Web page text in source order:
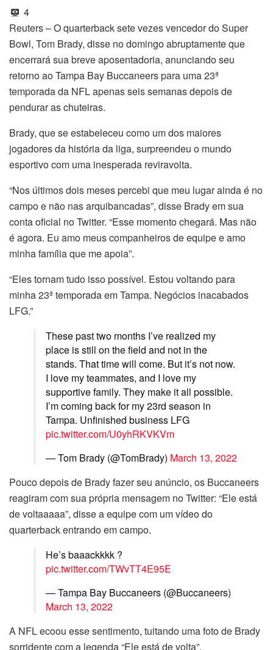
4
Reuters – O quarterback sete vezes vencedor do Super
Bowl, Tom Brady, disse no domingo abruptamente que
encerrará sua breve aposentadoria, anunciando seu
retorno ao Tampa Bay Buccaneers para uma 23ª
temporada da NFL apenas seis semanas depois de
pendurar as chuteiras.
Brady, que se estabeleceu como um dos maiores
jogadores da história da liga, surpreendeu o mundo
esportivo com uma inesperada reviravolta.
“Nos últimos dois meses percebi que meu lugar ainda é no
campo e não nas arquibancadas”, disse Brady em sua
conta oficial no Twitter. “Esse momento chegará. Mas não
é agora. Eu amo meus companheiros de equipe e amo
minha família que me apoia”.
“Eles tornam tudo isso possível. Estou voltando para
minha 23ª temporada em Tampa. Negócios inacabados
LFG.”
These past two months I’ve realized my
place is still on the field and not in the
stands. That time will come. But it’s not now.
I love my teammates, and I love my
supportive family. They make it all possible.
I’m coming back for my 23rd season in
Tampa. Unfinished business LFG
pic.twitter.com/U0yhRKVKVm
— Tom Brady (@TomBrady) March 13, 2022
Pouco depois de Brady fazer seu anúncio, os Buccaneers
reagiram com sua própria mensagem no Twitter: “Ele está
de voltaaaaa”, disse a equipe com um vídeo do
quarterback entrando em campo.
He’s baaackkkk ?
pic.twitter.com/TWvTT4E95E
— Tampa Bay Buccaneers (@Buccaneers)
March 13, 2022
A NFL ecoou esse sentimento, tuitando uma foto de Brady
sorridente com a legenda “Ele está de volta”.